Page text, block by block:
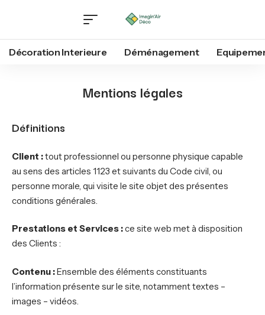
Décoration Interieure Déménagement
Mentions légales
Définitions
Client :tout professionnel ou personne physique capable
au sens des articles 1123 et suivants du Code civil, ou
personne morale, qui visite le site objet des présentes
conditions générales.
Prestations et Services :ce site web met à disposition
des Clients :
Contenu :Ensemble des éléments constituants
l’information présente sur le site, notamment textes –
images – vidéos.